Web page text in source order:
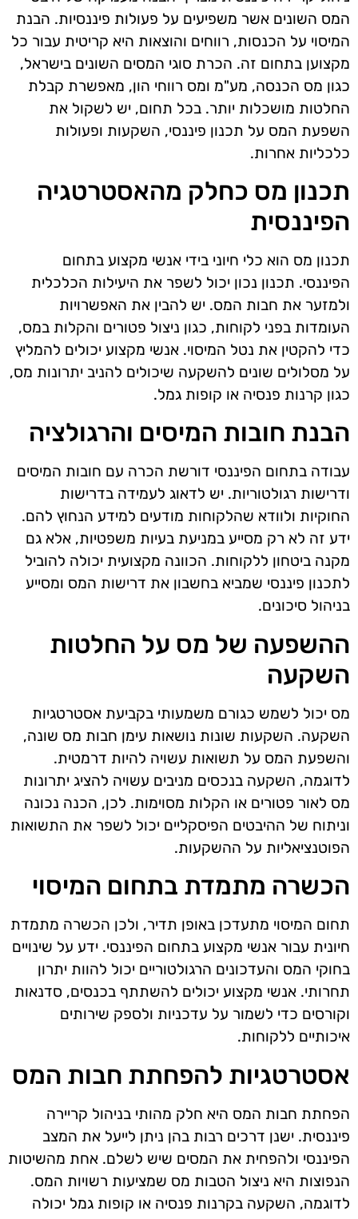
המס השונים אשר משפיעים על פעולות פיננסיות. הבנת
המיסוי על הכנסות, רווחים והוצאות היא קריטית עבור כל
מקצוען בתחום זה. הכרת סוגי המסים השונים בישראל,
כגון מס הכנסה, מע"מ ומס רווחי הון, מאפשרת קבלת
החלטות מושכלות יותר. בכל תחום, יש לשקול את
השפעת המס על תכנון פיננסי, השקעות ופעולות
כלכליות אחרות.
תכנון מס כחלק מהאסטרטגיה
הפיננסית
תכנון מס הוא כלי חיוני בידי אנשי מקצוע בתחום
הפיננסי. תכנון נכון יכול לשפר את היעילות הכלכלית
ולמזער את חבות המס. יש להבין את האפשרויות
העומדות בפני לקוחות, כגון ניצול פטורים והקלות במס,
כדי להקטין את נטל המיסוי. אנשי מקצוע יכולים להמליץ
על מסלולים שונים להשקעה שיכולים להניב יתרונות מס,
כגון קרנות פנסיה או קופות גמל.
הבנת חובות המיסים והרגולציה
עבודה בתחום הפיננסי דורשת הכרה עם חובות המיסים
ודרישות רגולטוריות. יש לדאוג לעמידה בדרישות
החוקיות ולוודא שהלקוחות מודעים למידע הנחוץ להם.
ידע זה לא רק מסייע במניעת בעיות משפטיות, אלא גם
מקנה ביטחון ללקוחות. הכוונה מקצועית יכולה להוביל
לתכנון פיננסי שמביא בחשבון את דרישות המס ומסייע
בניהול סיכונים.
ההשפעה של מס על החלטות
השקעה
מס יכול לשמש כגורם משמעותי בקביעת אסטרטגיות
השקעה. השקעות שונות נושאות עימן חבות מס שונה,
והשפעת המס על תשואות עשויה להיות דרמטית.
לדוגמה, השקעה בנכסים מניבים עשויה להציג יתרונות
מס לאור פטורים או הקלות מסוימות. לכן, הכנה נכונה
וניתוח של ההיבטים הפיסקליים יכול לשפר את התשואות
הפוטנציאליות על ההשקעות.
הכשרה מתמדת בתחום המיסוי
תחום המיסוי מתעדכן באופן תדיר, ולכן הכשרה מתמדת
חיונית עבור אנשי מקצוע בתחום הפיננסי. ידע על שינויים
בחוקי המס והעדכונים הרגולטוריים יכול להוות יתרון
תחרותי. אנשי מקצוע יכולים להשתתף בכנסים, סדנאות
וקורסים כדי לשמור על עדכניות ולספק שירותים
איכותיים ללקוחות.
אסטרטגיות להפחתת חבות המס
הפחתת חבות המס היא חלק מהותי בניהול קריירה
פיננסית. ישנן דרכים רבות בהן ניתן לייעל את המצב
הפיננסי ולהפחית את המסים שיש לשלם. אחת מהשיטות
הנפוצות היא ניצול הטבות מס שמציעות רשויות המס.
לדוגמה, השקעה בקרנות פנסיה או קופות גמל יכולה